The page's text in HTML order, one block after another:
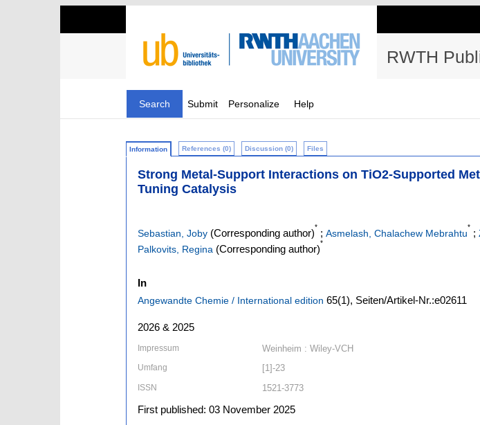
RWTH
Search Submit Personalize Help
Information References (0) Discussion (0) Files
Strong Metal-Support Interactions on TiO2-Supported
Tuning Catalysis
Sebastian, Joby (Corresponding author)
*
; Asmelash, Chalachew Mebrahtu
*
;
Palkovits, Regina (Corresponding author)
*
In
Angewandte Chemie / International edition 65(1), Seiten/Artikel-Nr.:e02611
2026 & 2025
Impressum Weinheim : Wiley-VCH
Umfang [1]-23
ISSN 1521-3773
First published: 03 November 2025